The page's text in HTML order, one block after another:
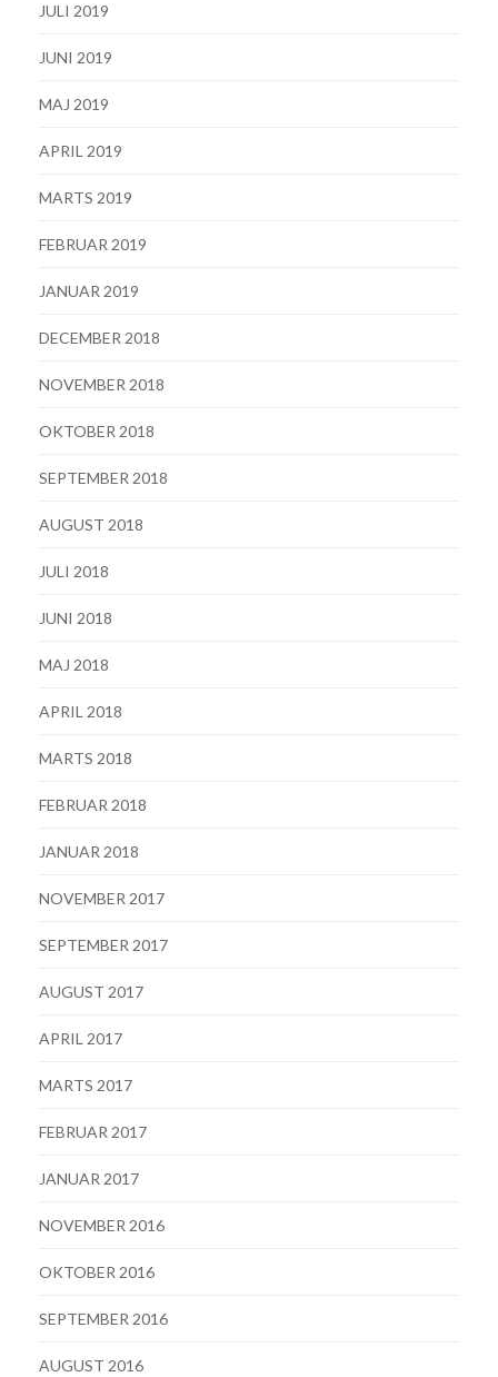
JULI 2019
JUNI 2019
MAJ 2019
APRIL 2019
MARTS 2019
FEBRUAR 2019
JANUAR 2019
DECEMBER 2018
NOVEMBER 2018
OKTOBER 2018
SEPTEMBER 2018
AUGUST 2018
JULI 2018
JUNI 2018
MAJ 2018
APRIL 2018
MARTS 2018
FEBRUAR 2018
JANUAR 2018
NOVEMBER 2017
SEPTEMBER 2017
AUGUST 2017
APRIL 2017
MARTS 2017
FEBRUAR 2017
JANUAR 2017
NOVEMBER 2016
OKTOBER 2016
SEPTEMBER 2016
AUGUST 2016